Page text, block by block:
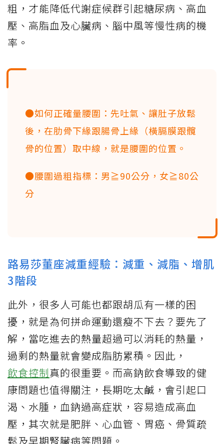
粗，才能降低代謝症候群引起糖尿病、高血
壓、高脂血及心臟病、腦中風等慢性病的機
率。
●如何正確量腰圍：先吐氣、讓肚子放鬆
後，在肋骨下緣跟腸骨上緣（橫膈膜跟髖
骨的位置）取中線，就是腰圍的位置。
●腰圍過粗指標：男≧90公分，女≧80公
分
路易莎董座減重經驗：減重、減脂、增肌
3階段
此外，很多人可能也都跟胡瓜有一樣的困
擾，就是為何拼命運動還瘦不下去？要先了
解，當吃進去的熱量超過可以消耗的熱量，
過剩的熱量就會變成脂肪累積。因此，
飲食控制真的很重要。而高鈉飲食導致的健
康問題也值得關注，長期吃太鹹，會引起口
渴、水腫，血鈉過高症狀，容易造成高血
壓，其次就是肥胖、心血管、胃癌、骨質疏
鬆及早期腎臟病等問題。